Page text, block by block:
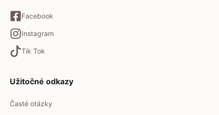
Facebook
Instagram
Tik Tok
Užitočné odkazy
Časté otázky